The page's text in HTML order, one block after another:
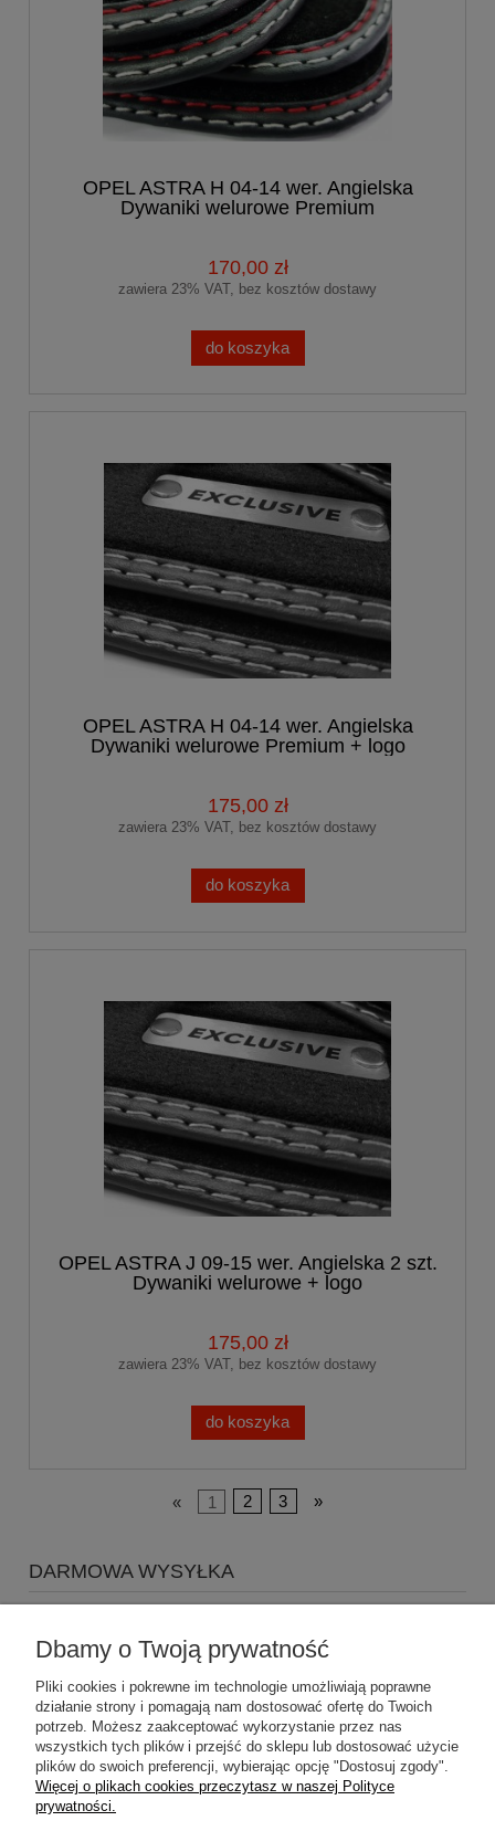
OPEL ASTRA H 04-14 wer. Angielska
Dywaniki welurowe Premium
170,00 zł
zawiera 23% VAT, bez kosztów dostawy
do koszyka
OPEL ASTRA H 04-14 wer. Angielska
Dywaniki welurowe Premium + logo
175,00 zł
zawiera 23% VAT, bez kosztów dostawy
do koszyka
OPEL ASTRA J 09-15 wer. Angielska 2 szt.
Dywaniki welurowe + logo
175,00 zł
zawiera 23% VAT, bez kosztów dostawy
do koszyka
« 1 2 3 »
DARMOWA WYSYŁKA
wysyłki Gratis
Pomoc
Dbamy o Twoją prywatność
Pliki cookies i pokrewne im technologie umożliwiają poprawne
działanie strony i pomagają nam dostosować ofertę do Twoich
potrzeb. Możesz zaakceptować wykorzystanie przez nas
wszystkich tych plików i przejść do sklepu lub dostosować użycie
plików do swoich preferencji, wybierając opcję "Dostosuj zgody".
Więcej o plikach cookies przeczytasz w naszej Polityce
prywatności.